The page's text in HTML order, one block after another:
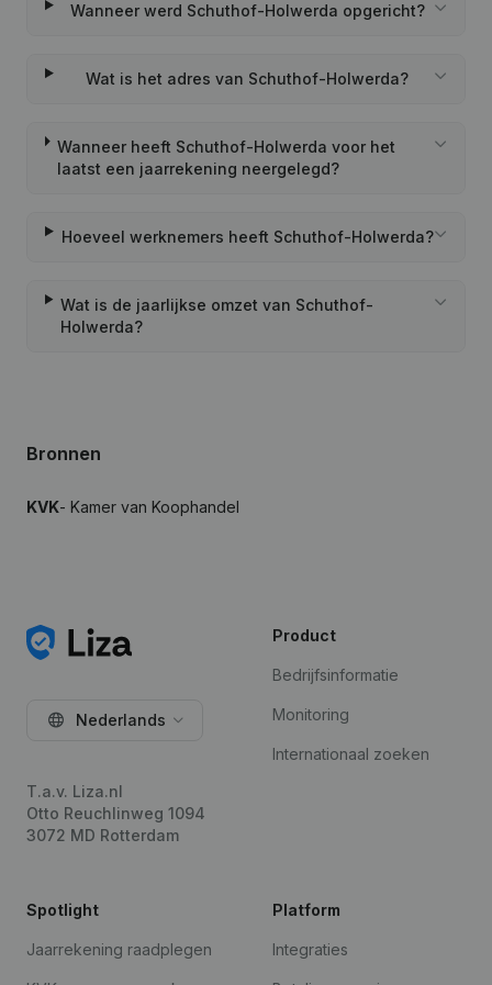
Wanneer werd Schuthof-Holwerda opgericht?
Wat is het adres van Schuthof-Holwerda?
Wanneer heeft Schuthof-Holwerda voor het
laatst een jaarrekening neergelegd?
Hoeveel werknemers heeft Schuthof-Holwerda?
Wat is de jaarlijkse omzet van Schuthof-
Holwerda?
Bronnen
KVK- Kamer van Koophandel
Nederlands
T.a.v. Liza.nl
Otto Reuchlinweg 1094
3072 MD Rotterdam
Product
Bedrijfsinformatie
Monitoring
Internationaal zoeken
Spotlight
Jaarrekening raadplegen
Platform
Integraties